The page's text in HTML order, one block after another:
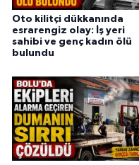
Oto kilitçi dükkanında
esrarengiz olay: İş yeri
sahibi ve genç kadın ölü
bulundu